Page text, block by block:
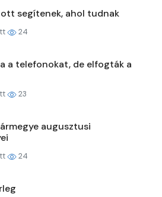
segítenek, ahol tudnak
24
a telefonokat, de elfogták a
23
augusztusi
24